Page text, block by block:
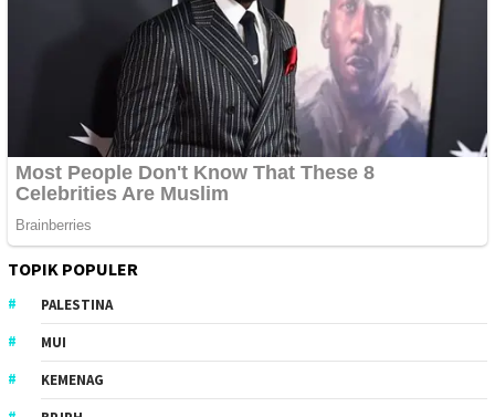
TOPIK POPULER
PALESTINA
MUI
KEMENAG